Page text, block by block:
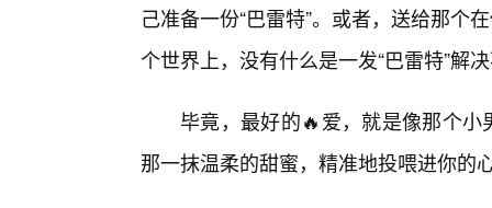
己准备一份“巴雷特”。或者，送给那个
个世界上，没有什么是一发“巴雷特”解
毕竟，最好的🔥爱，就是像那个小
那一抹温柔的甜蜜，精准地投喂进你的